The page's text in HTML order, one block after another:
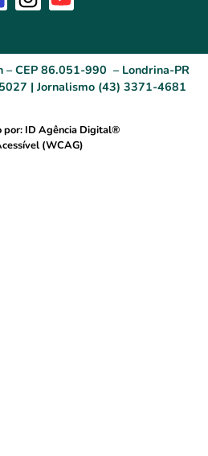
– CEP 86.051-990 – Londrina-PR
| Jornalismo (43) 3371-4681
por: ID Agência Digital®
(WCAG)